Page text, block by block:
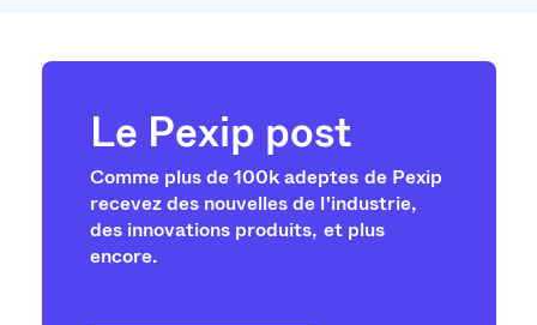
Le Pexip post
Comme plus de 100k adeptes de Pexip
recevez des nouvelles de l'industrie,
des innovations produits, et plus
encore.